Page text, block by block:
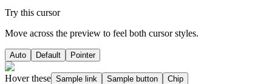
Try this cursor
Move across the preview to feel both cursor styles.
Auto Default Pointer
Hover these Sample link Sample button Chip